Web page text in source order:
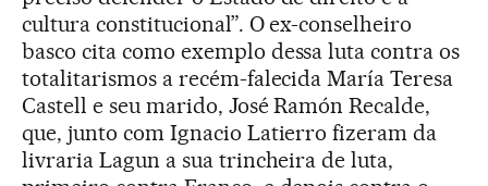
cultura constitucional”. O ex-conselheiro
basco cita como exemplo dessa luta contra os
totalitarismos a recém-falecida María Teresa
Castell e seu marido, José Ramón Recalde,
que, junto com Ignacio Latierro fizeram da
livraria Lagun a sua trincheira de luta,